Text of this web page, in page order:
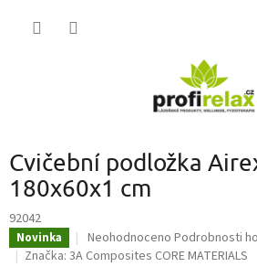
Cvičební podložka
180x60x1 cm
92042
Novinka
Průměrné
hodnocení
Neohodnoceno Podrobnosti
Značka: 3A Composites CORE MATERIALS